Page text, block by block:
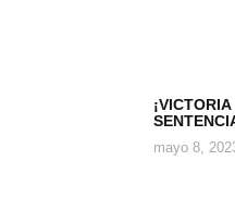
mayo 8,